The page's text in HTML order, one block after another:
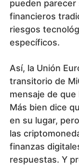
pueden parecer
financieros
riesgos
específicos.
Así, la Unión
transitorio de
mensaje de
Más bien dice
en su lugar,
las
finanzas
respuestas. Y